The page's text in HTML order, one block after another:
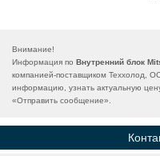
Внимание!
Информация по Внутренний блок
компанией-поставщиком Теххолод,
информацию, узнать актуальную
«Отправить сообщение».